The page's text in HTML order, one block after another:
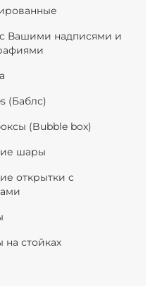
Вашими надписями и
(Баблс)
(Bubble box)
шары
открытки с
стойках